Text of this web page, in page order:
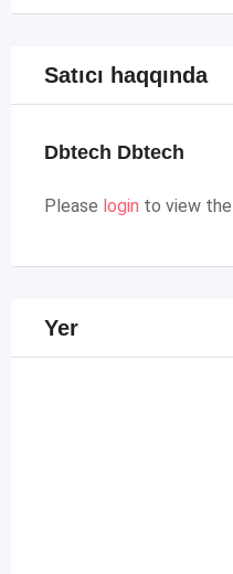
Satıcı haqqında
Dbtech Dbtech
Please login to view
Yer